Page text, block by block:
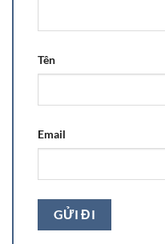
Tên
Email